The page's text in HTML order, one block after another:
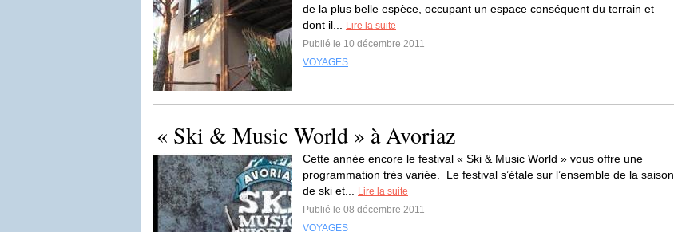
de la plus belle espèce, occupant un espace conséquent du terrain et
dont il...
Lire la suite
Publié le 10 décembre 2011
VOYAGES
« Ski & Music World » à Avoriaz
Cette année encore le festival « Ski & Music World » vous offre une
programmation très variée. Le festival s’étale sur l’ensemble de la saison
de ski et...
Lire la suite
Publié le 08 décembre 2011
VOYAGES